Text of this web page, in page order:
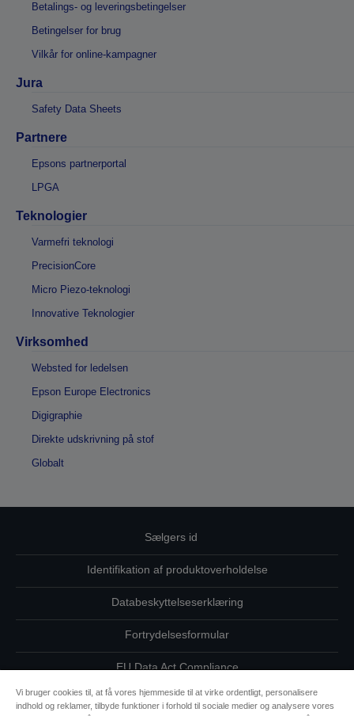
Betalings- og leveringsbetingelser
Betingelser for brug
Vilkår for online-kampagner
Jura
Safety Data Sheets
Partnere
Epsons partnerportal
LPGA
Teknologier
Varmefri teknologi
PrecisionCore
Micro Piezo-teknologi
Innovative Teknologier
Virksomhed
Websted for ledelsen
Epson Europe Electronics
Digigraphie
Direkte udskrivning på stof
Globalt
Sælgers id
Identifikation af produktoverholdelse
Databeskyttelseserklæring
Fortrydelsesformular
EU Data Act Compliance
Kontakt os vedrørende dine data
Vi bruger cookies til, at få vores hjemmeside til at virke ordentligt, personalisere
indhold og reklamer, tilbyde funktioner i forhold til sociale medier og analysere vores